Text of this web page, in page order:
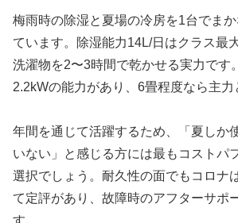
梅雨時の除湿と夏場の冷房を1台でま
ています。除湿能力14L/日はクラス最
洗濯物を2〜3時間で乾かせる実力です
2.2kWの能力があり、6畳程度なら主力
年間を通じて活躍するため、「夏しか
いない」と感じる方には最もコストパ
選択でしょう。耐久性の面でもコロナ
て定評があり、故障時のアフターサポ